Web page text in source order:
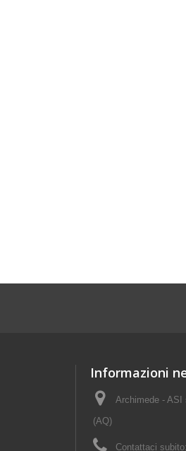
Informazioni
Archimede - ASI
(AQ)
Contattaci subito: